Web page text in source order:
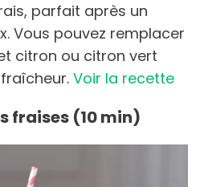
parfait après un
Vous pouvez remplacer
citron ou citron vert
Voir la recette
fraises (10 min)